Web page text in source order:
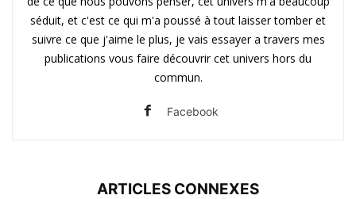
séduit, et c'est ce qui m'a poussé à tout laisser tomber et
suivre ce que j'aime le plus, je vais essayer a travers mes
publications vous faire découvrir cet univers hors du
commun.
Facebook
ARTICLES CONNEXES